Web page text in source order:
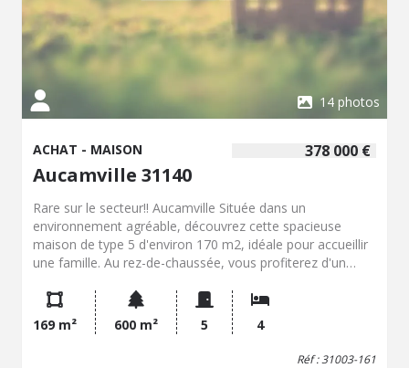
14 photos
378 000 €
ACHAT - MAISON
Aucamville 31140
Rare sur le secteur!! Aucamville Située dans un
environnement agréable, découvrez cette spacieuse
maison de type 5 d'environ 170 m2, idéale pour accueillir
une famille. Au rez-de-chaussée, vous profiterez d'un
cuisine indépendante, d'une suite parentale avec sa salle
d'eau privative ainsi que d'un WC indépendant. Une
agréable véranda prolonge les espaces de vie et s'ouvre
sur un jardin clos, parfaitement entretenu, agrémenté
169 m² 600 m² 5 4
Réf : 31003-161